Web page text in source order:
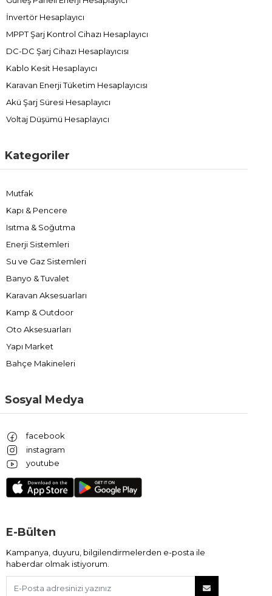
İnvertör Hesaplayıcı
MPPT Şarj Kontrol Cihazı Hesaplayıcı
DC-DC Şarj Cihazı Hesaplayıcısı
Kablo Kesit Hesaplayıcı
Karavan Enerji Tüketim Hesaplayıcısı
Akü Şarj Süresi Hesaplayıcı
Voltaj Düşümü Hesaplayıcı
Kategoriler
Mutfak
Kapı & Pencere
Isıtma & Soğutma
Enerji Sistemleri
Su ve Gaz Sistemleri
Banyo & Tuvalet
Karavan Aksesuarları
Kamp & Outdoor
Oto Aksesuarları
Yapı Market
Bahçe Makineleri
Sosyal Medya
facebook
instagram
youtube
E-Bülten
Kampanya, duyuru, bilgilendirmelerden e-posta ile
haberdar olmak istiyorum.